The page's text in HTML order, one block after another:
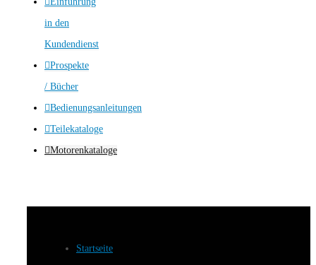
in den
Kundendienst
Prospekte
/ Bücher
Bedienungsanleitungen
Teilekataloge
Motorenkataloge
Startseite